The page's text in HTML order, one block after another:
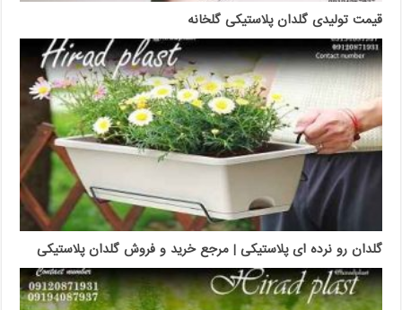
قیمت تولیدی گلدان پلاستیکی گلخانه
گلدان رو نرده ای پلاستیکی | مرجع خرید و فروش گلدان پلاستیکی